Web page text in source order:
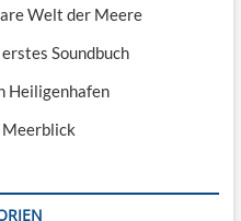
Welt der Meere
Soundbuch
Heiligenhafen
Meerblick